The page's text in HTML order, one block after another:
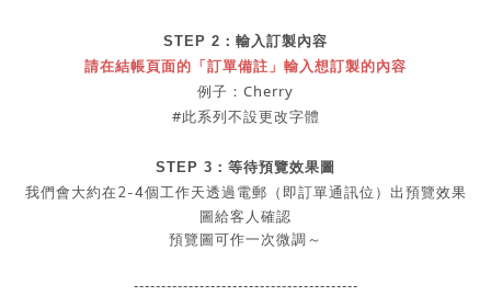
STEP 2： 輸入訂製內容
請在結帳頁面的「訂單備註」輸入想訂製的內容
例子：Cherry
#此系列不設更改字體
STEP 3：等待預覽效果圖
我們會大約在2-4個工作天透過電郵（即訂單通訊位）出預覽效果
圖給客人確認
預覽圖可作一次微調～
-----------------------------------------